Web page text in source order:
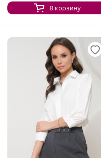
В корзину